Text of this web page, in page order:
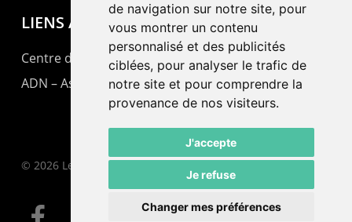
de navigation sur notre site, pour
vous montrer un contenu
personnalisé et des publicités
ciblées, pour analyser le trafic de
notre site et pour comprendre la
provenance de nos visiteurs.
J'accepte
Je refuse
Changer mes préférences
LIENS AMIS
Centre de culture ABC
ADN – Association Danse Neuchâtel
© 2026 Le Pommier.
facebook email